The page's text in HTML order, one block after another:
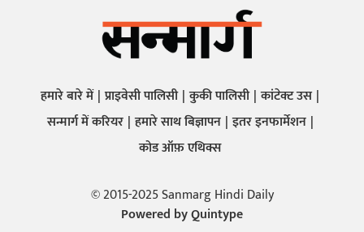
हमारे बारे में प्राइवेसी पालिसी कुकी पालिसी कांटेक्ट उस
सन्मार्ग में करियर हमारे साथ बिज्ञापन इतर इनफार्मेशन
कोड ऑफ़ एथिक्स
© 2015-2025 Sanmarg Hindi Daily
Powered byQuintype